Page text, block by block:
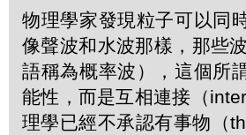
物理學家發現粒子可以同
像聲波和水波那樣，那些
語稱為概率波），這個所
能性，而是互相連接（
理學已經不承認有事物（